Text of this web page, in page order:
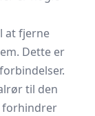
at fjerne
Dette er
til den
forhindrer